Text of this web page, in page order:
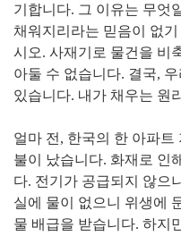
기합니다. 그 이유는 무엇
채워지리라는 믿음이 없
시오. 사재기로 물건을 비
아둘 수 없습니다. 결국,
있습니다. 내가 채우는 원
얼마 전, 한국의 한 아파
불이 났습니다. 화재로 인
다. 전기가 공급되지 않으
실에 물이 없으니 위생에
물 배급을 받습니다. 하지